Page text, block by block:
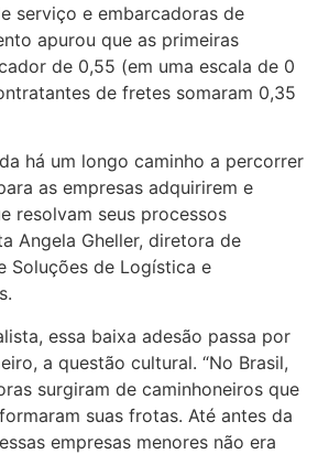
serviço e embarcadoras de
apurou que as primeiras
de 0,55 (em uma escala de 0
de fretes somaram 0,35
há um longo caminho a percorrer
as empresas adquirirem e
resolvam seus processos
Angela Gheller, diretora de
Soluções de Logística e
essa baixa adesão passa por
a questão cultural. “No Brasil,
surgiram de caminhoneiros que
suas frotas. Até antes da
empresas menores não era